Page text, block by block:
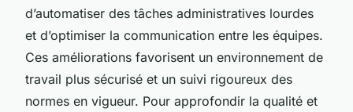
d’automatiser des tâches administratives lourdes
et d’optimiser la communication entre les équipes.
Ces améliorations favorisent un environnement de
travail plus sécurisé et un suivi rigoureux des
normes en vigueur. Pour approfondir la qualité et